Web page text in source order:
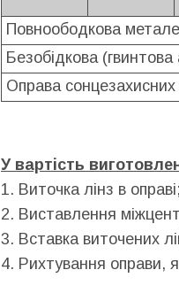
Повноободкова
Безобідкова
Оправа сонцезахисних
У вартість
1. Виточка лінз в оправі;
2. Виставлення
3. Вставка виточених
4. Рихтування оправи,